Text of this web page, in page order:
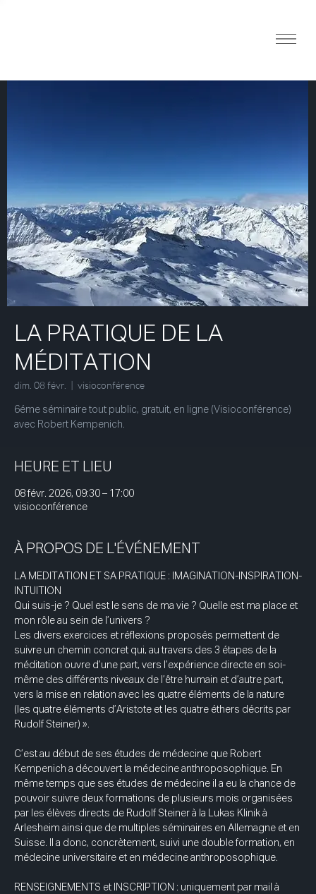
LA PRATIQUE DE LA
MÉDITATION
dim. 08 févr.
  |
visioconférence
6éme séminaire tout public, gratuit, en ligne (Visioconférence)
HEURE ET LIEU
08 févr. 2026, 09:30 – 17:00
visioconférence
À PROPOS DE L'ÉVÉNEMENT
LA MEDITATION ET SA PRATIQUE : IMAGINATION-INSPIRATION-
INTUITION
Qui suis-je ? Quel est le sens de ma vie ? Quelle est ma place et
mon rôle au sein de l’univers ?
Les divers exercices et réflexions proposés permettent de
suivre un chemin concret qui, au travers des 3 étapes de la
méditation ouvre d’une part, vers l’expérience directe en soi-
même des différents niveaux de l’être humain et d’autre part,
vers la mise en relation avec les quatre éléments de la nature
(les quatre éléments d’Aristote et les quatre éthers décrits par
Rudolf Steiner) ».
C’est au début de ses études de médecine que Robert
Kempenich a découvert la médecine anthroposophique. En
même temps que ses études de médecine il a eu la chance de
pouvoir suivre deux formations de plusieurs mois organisées
par les élèves directs de Rudolf Steiner à la Lukas Klinik à
Arlesheim ainsi que de multiples séminaires en Allemagne et en
Suisse. Il a donc, concrètement, suivi une double formation, en
médecine universitaire et en médecine anthroposophique.
RENSEIGNEMENTS et INSCRIPTION : uniquement par mail à